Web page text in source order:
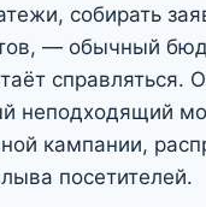
собирать
— обычный
справляться.
неподходящий
кампании,
посетителей.